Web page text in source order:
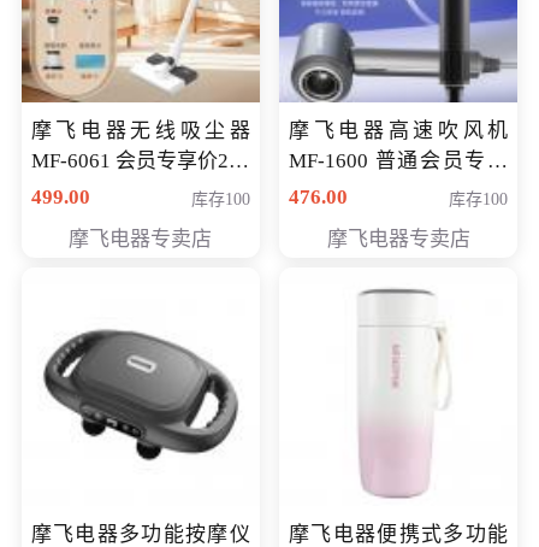
摩飞电器无线吸尘器
MF-6061 会员专享价299
元
499.00 库存100
摩飞电器专卖店
摩飞电器高速吹风机
MF-1600 普通会员专享
价298元
476.00 库存100
摩飞电器专卖店
摩飞电器多功能按摩仪
摩飞电器便携式多功能